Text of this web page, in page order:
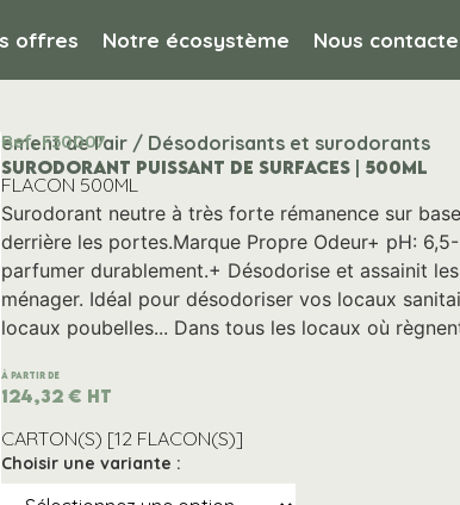
offres Notre écosystème Nous
de l'air / Désodorisants et surodorants
Ref. F30007
SURODORANT PUISSANT DE SURFACES | 500ML
FLACON 500ML
Surodorant neutre à très forte rémanence sur
derrière les portes.Marque Propre Odeur+ pH:
parfumer durablement.+ Désodorise et assainit
ménager. Idéal pour désodoriser vos locaux
locaux poubelles... Dans tous les locaux où
À partir de
124,32 € HT
CARTON(S) [12 FLACON(S)]
Choisir une variante :